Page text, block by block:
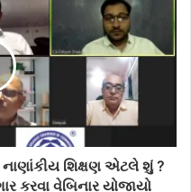
નાણાંકીય શિક્ષણ એટલે શું ?
કરવા વેબિનાર યોજાયો